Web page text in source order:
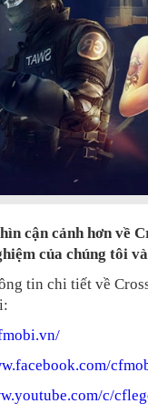
cận cảnh hơn về
của chúng tôi
tin chi tiết về
c/